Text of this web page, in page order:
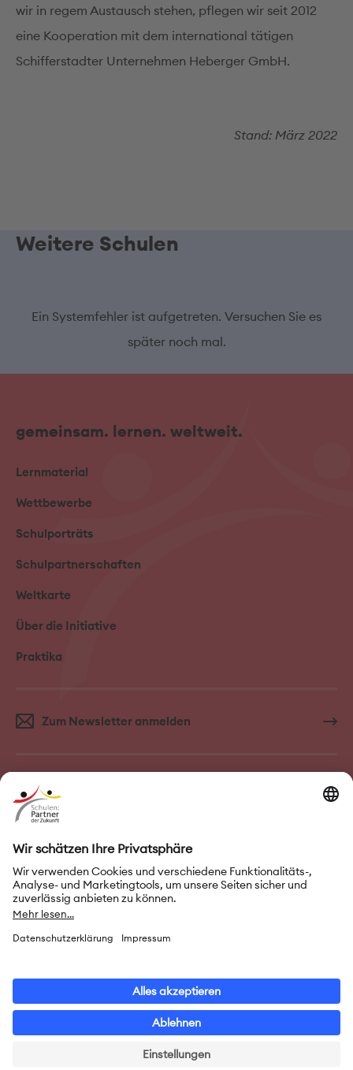
wir in regem Austausch stehen, pflegen wir seit 2012
eine Kooperation mit dem international tätigen
Schifferstadter Unternehmen Heberger GmbH.
Stand: März 2022
Weitere Schulen
Ein Systemfehler ist aufgetreten. Versuchen Sie es
später noch mal.
gemeinsam. lernen. weltweit.
Lernmaterial
Wettbewerbe
Schulporträts
Schulpartnerschaften
Weltkarte
Über die Initiative
Praktika
Zum Newsletter anmelden
FAQ–Häufige Fragen Kontakt
Nutzungsbedingungen
Datenschutz
Privatsphäre-Einstellungen
Leichte Sprache
Erklärung zur Barrierefreiheit
© 2026 Initiative „Schulen: Partner der Zukunft“ (PASCH)